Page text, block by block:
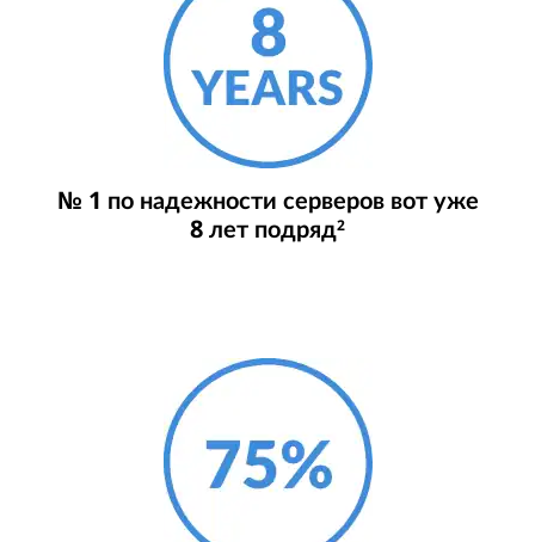
№ 1 по надежности серверов вот уже
8 лет подряд2